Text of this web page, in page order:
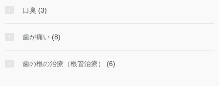
口臭 (3)
歯が痛い (8)
歯の根の治療（根管治療） (6)